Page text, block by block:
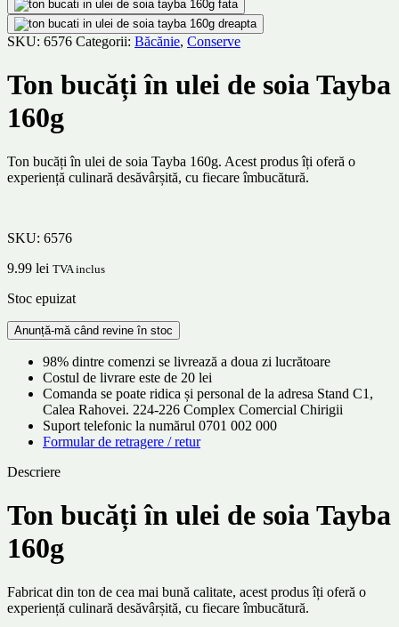
SKU: 6576 Categorii: Băcănie, Conserve
Ton bucăți în ulei de soia Tayba
160g
Ton bucăți în ulei de soia Tayba 160g. Acest produs îți oferă o
experiență culinară desăvârșită, cu fiecare îmbucătură.
SKU: 6576
9.99 lei TVA inclus
Stoc epuizat
98% dintre comenzi se livrează a doua zi lucrătoare
Costul de livrare este de 20 lei
Comanda se poate ridica și personal de la adresa Stand C1,
Calea Rahovei. 224-226 Complex Comercial Chirigii
Suport telefonic la numărul 0701 002 000
Formular de retragere / retur
Descriere
Ton bucăți în ulei de soia Tayba
160g
Fabricat din ton de cea mai bună calitate, acest produs îți oferă o
experiență culinară desăvârșită, cu fiecare îmbucătură.